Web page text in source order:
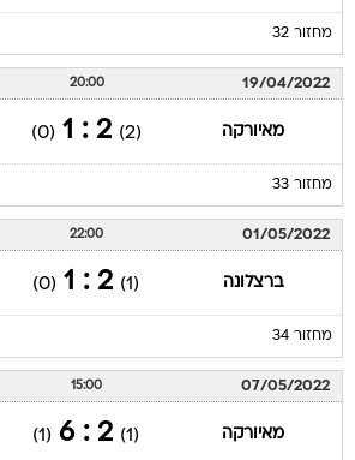
מחזור 32
19/04/2022
20:00
מאיורקה (2)
2 : 1
(0)
מחזור 33
01/05/2022
22:00
ברצלונה (1)
2 : 1
(0)
מחזור 34
07/05/2022
15:00
מאיורקה (1)
2 : 6
(1)